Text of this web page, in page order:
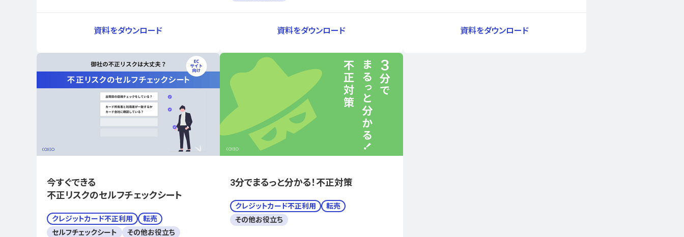
資料をダウンロード 資料をダウンロード 資料をダウンロード
今すぐできる
不正リスクのセルフチェックシート
クレジットカード不正利用
転売
セルフチェックシート
その他お役立ち
3分でまるっと分かる！不正対策
クレジットカード不正利用
転売
その他お役立ち